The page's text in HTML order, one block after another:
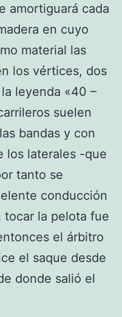
amortiguará cada
en cuyo
material las
los vértices, dos
leyenda «40 –
suelen
bandas y con
los laterales -que
tanto se
conducción
tocar la pelota fue
el árbitro
el saque desde
donde salió el